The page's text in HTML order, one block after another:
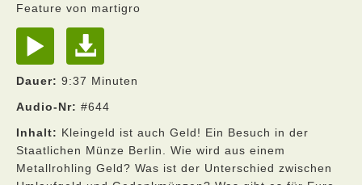
Feature von martigro
Dauer: 9:37 Minuten
Audio-Nr: #644
Inhalt: Kleingeld ist auch Geld! Ein Besuch in der
Staatlichen Münze Berlin. Wie wird aus einem
Metallrohling Geld? Was ist der Unterschied zwischen